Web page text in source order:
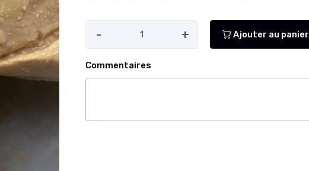
- + Ajouter au panier
Commentaires